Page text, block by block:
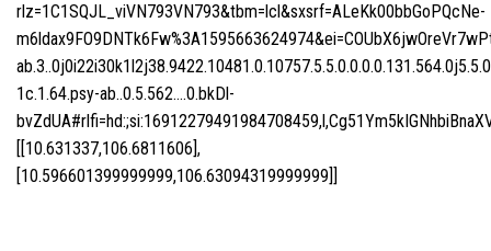
rlz=1C1SQJL_viVN793VN793&tbm=lcl&sxsrf=ALeKk00bbGoPQcNe-
1c.1.64.psy-ab..0.5.562….0.bkDl-
[[10.631337,106.6811606],
[10.596601399999999,106.63094319999999]]